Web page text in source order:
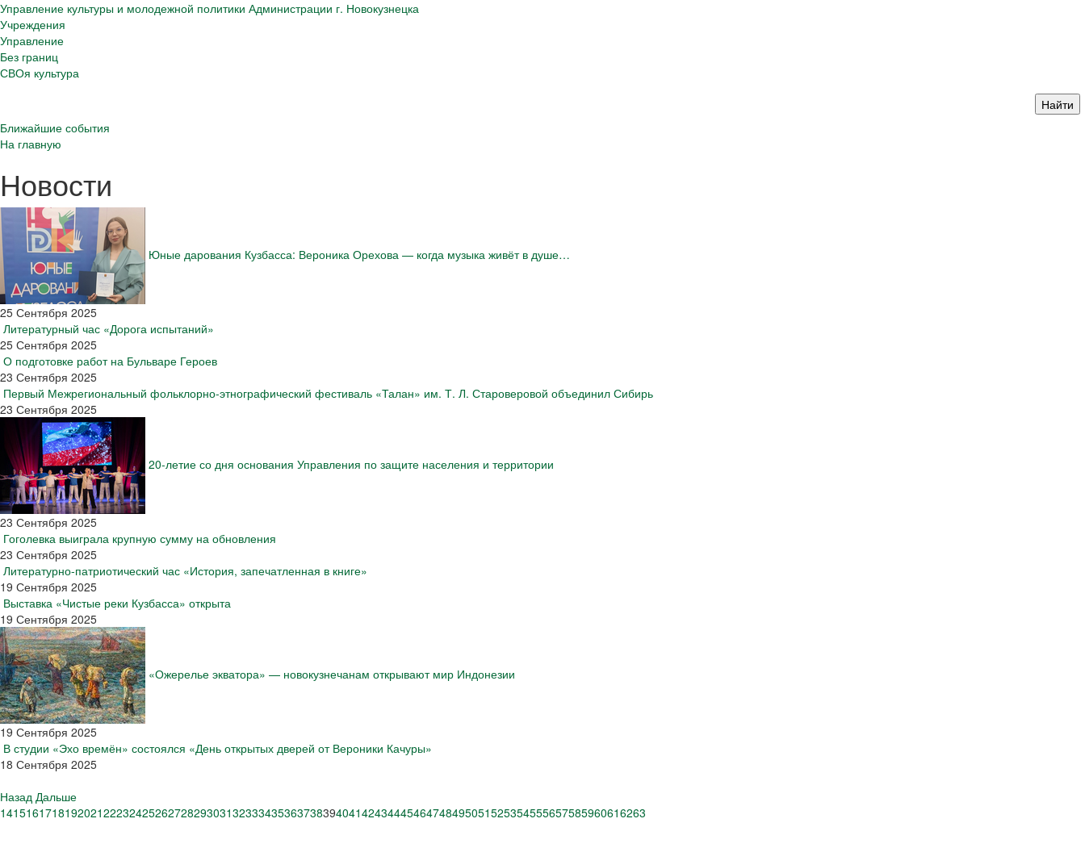
Управление культуры и молодежной политики Администрации г. Новокузнецка
Учреждения
Управление
Без границ
СВОя культура
Ближайшие события
На главную
Новости
Юные дарования Кузбасса: Вероника Орехова — когда музыка живёт в душе…
25 Сентября 2025
Литературный час «Дорога испытаний»
25 Сентября 2025
О подготовке работ на Бульваре Героев
23 Сентября 2025
Первый Межрегиональный фольклорно-этнографический фестиваль «Талан» им. Т. Л. Староверовой объединил Сибирь
23 Сентября 2025
20-летие со дня основания Управления по защите населения и территории
23 Сентября 2025
Гоголевка выиграла крупную сумму на обновления
23 Сентября 2025
Литературно-патриотический час «История, запечатленная в книге»
19 Сентября 2025
Выставка «Чистые реки Кузбасса» открыта
19 Сентября 2025
«Ожерелье экватора» — новокузнечанам открывают мир Индонезии
19 Сентября 2025
В студии «Эхо времён» состоялся «День открытых дверей от Вероники Качуры»
18 Сентября 2025
Назад Дальше
1415161718192021222324252627282930313233343536373839404142434445464748495051525354555657585960616263